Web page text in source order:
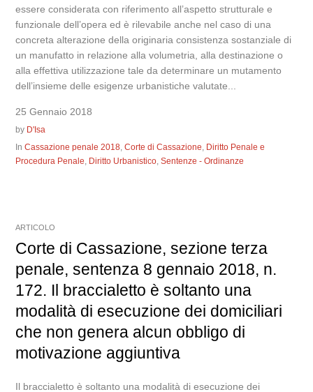
essere considerata con riferimento all’aspetto strutturale e
funzionale dell’opera ed è rilevabile anche nel caso di una
concreta alterazione della originaria consistenza sostanziale di
un manufatto in relazione alla volumetria, alla destinazione o
alla effettiva utilizzazione tale da determinare un mutamento
dell’insieme delle esigenze urbanistiche valutate...
25 Gennaio 2018
by D'Isa
InCassazione penale 2018 ,Corte di Cassazione Diritto Penale e
Procedura Penale Diritto Urbanistico ,Sentenze - Ordinanze
ARTICOLO
Corte di Cassazione, sezione terza
penale, sentenza 8 gennaio 2018, n.
172. Il braccialetto è soltanto una
modalità di esecuzione dei domiciliari
che non genera alcun obbligo di
motivazione aggiuntiva
Il braccialetto è soltanto una modalità di esecuzione dei